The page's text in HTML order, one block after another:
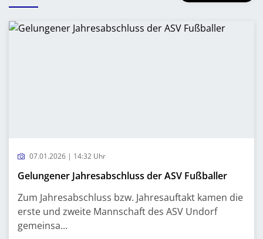
07.01.2026 | 14:32 Uhr
Gelungener Jahresabschluss der ASV Fußballer
Zum Jahresabschluss bzw. Jahresauftakt kamen die
erste und zweite Mannschaft des ASV Undorf
gemeinsa...